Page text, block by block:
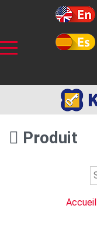
Produit
Accueil